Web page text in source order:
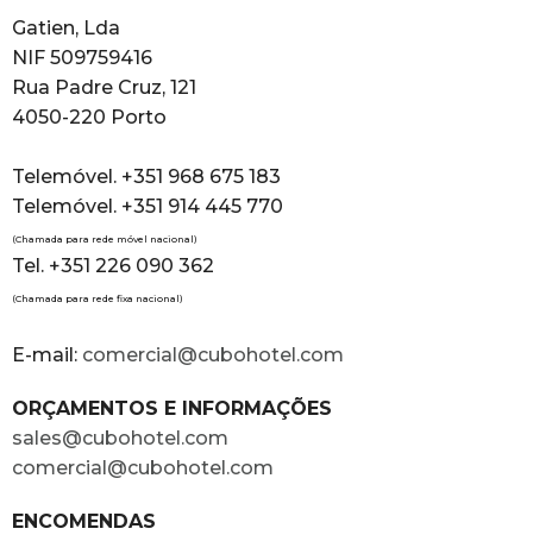
Gatien, Lda
NIF 509759416
Rua Padre Cruz, 121
4050-220 Porto
Telemóvel. +351 968 675 183
Telemóvel. +351 914 445 770
(Chamada para rede móvel nacional)
Tel. +351 226 090 362
(Chamada para rede fixa nacional)
E-mail: comercial@cubohotel.com
ORÇAMENTOS E INFORMAÇÕES
sales@cubohotel.com
comercial@cubohotel.com
ENCOMENDAS